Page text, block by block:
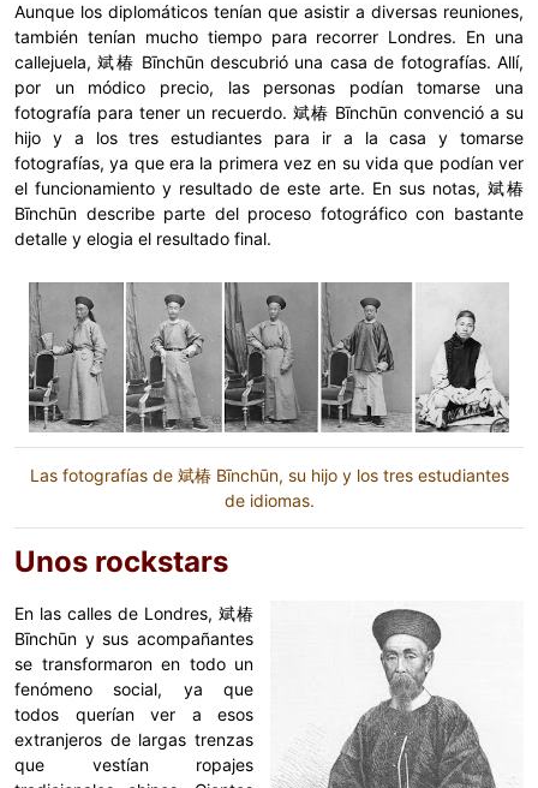
Aunque los diplomáticos tenían que asistir a diversas reuniones,
también tenían mucho tiempo para recorrer Londres. En una
callejuela, 斌椿 Bīnchūn descubrió una casa de fotografías. Allí,
por un módico precio, las personas podían tomarse una
fotografía para tener un recuerdo. 斌椿 Bīnchūn convenció a su
hijo y a los tres estudiantes para ir a la casa y tomarse
fotografías, ya que era la primera vez en su vida que podían ver
el funcionamiento y resultado de este arte. En sus notas, 斌椿
Bīnchūn describe parte del proceso fotográfico con bastante
detalle y elogia el resultado final.
Las fotografías de 斌椿 Bīnchūn, su hijo y los tres estudiantes
de idiomas.
Unos rockstars
En las calles de Londres, 斌椿
Bīnchūn y sus acompañantes
se transformaron en todo un
fenómeno social, ya que
todos querían ver a esos
extranjeros de largas trenzas
que vestían ropajes